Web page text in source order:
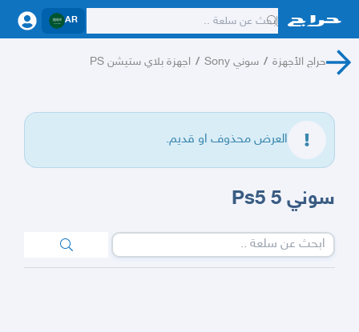
AR
حراج الأجهزة / سوني Sony / اجهزة بلاي ستيشن PS
العرض محذوف او قديم.
سوني 5 Ps5